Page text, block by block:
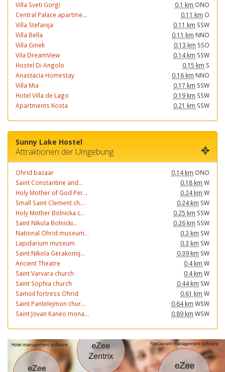
Villa Sveti Gorgi
0.1 km ONO
Central Palace apartme...
0.11 km O
Villa Stefanija
0.11 km SSW
Villa Bella
0.11 km NNO
Villa Ginek
0.13 km SSO
Vila DreamView
0.14 km SSW
Hostel Di Angolo
0.15 km S
Anastacia Homestay
0.16 km NNO
Villa Mia
0.17 km SSW
Hotel Villa de Lago
0.19 km SSW
Apartments Kosta
0.21 km SSW
Sunny Lake Hostel
Attraktionen der Umgebung
Ohrid bazaar 0.14 km ONO
Saint Constantine and...
0.18 km W
Holy Mother of God Per...
0.24 km W
Small Saint Clement ch...
0.24 km SW
Holy Mother Bolnicka c...
0.25 km SSW
Saint Nikola Bolnicki...
0.26 km SSW
National Ohrid museum...
0.3 km SW
Lapidarium museum
0.3 km SW
Saint Nikola Gerakomij...
0.39 km SW
Ancient Theatre
0.4 km W
Saint Varvara church
0.4 km W
Saint Sophia church
0.44 km SW
Samoil fortress Ohrid
0.61 km W
Saint Pantelejmon chur...
0.64 km WSW
Saint Jovan Kaneo mona...
0.89 km WSW